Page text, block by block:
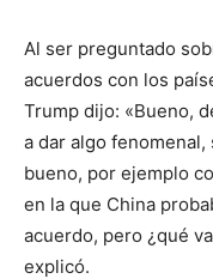
Al ser preguntado
acuerdos con los
Trump dijo: «Bueno,
a dar algo
bueno, por ejemplo
en la que China
acuerdo, pero ¿qué
explicó.